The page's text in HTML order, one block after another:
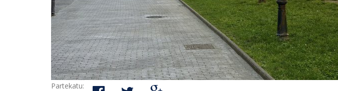
Partekatu: